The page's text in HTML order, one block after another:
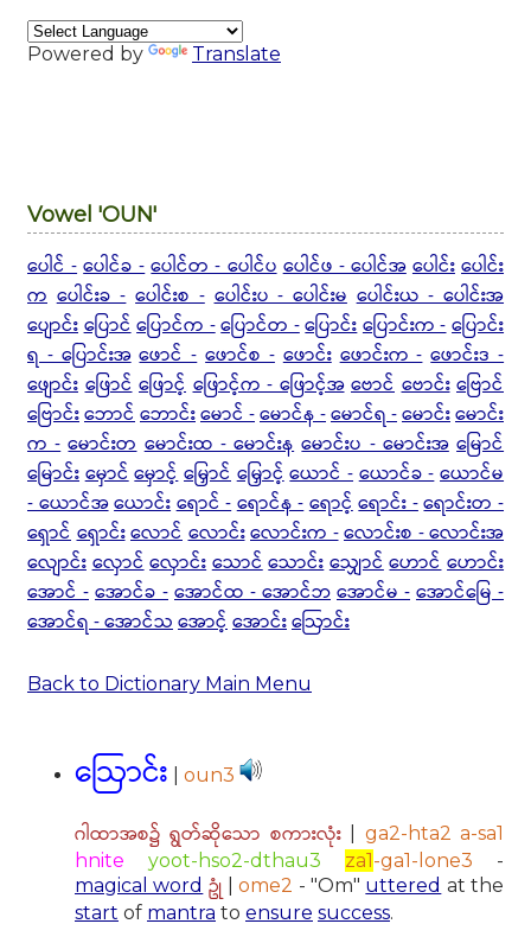
Powered by Translate
Vowel 'OUN'
ပေါင် - ပေါင်ခ - ပေါင်တ - ပေါင်ပ ပေါင်ဖ - ပေါင်အ ပေါင်း ပေါင်း
က ပေါင်းခ - ပေါင်းစ - ပေါင်းပ - ပေါင်းမ ပေါင်းယ - ပေါင်းအ
ပျောင်းပြောင်ပြောင်က -ပြောင်တ -ပြောင်းပြောင်းက -ပြောင်း
ရ - ပြောင်းအ ဖောင် - ဖောင်စ - ဖောင်း ဖောင်းက - ဖောင်းဒ -
ဖျောင်း ဖြောင် ဖြောင့် ဖြောင့်က - ဖြောင့်အ ဗောင် ဗောင်း ဗြောင်
ဗြောင်းဘောင်ဘောင်းမောင် -မောင်န -မောင်ရ -မောင်းမောင်း
က - မောင်းတ မောင်းထ - မောင်းန မောင်းပ - မောင်းအ မြောင်
မြောင်းမှောင်မှောင့်မြှောင်မြှောင့်ယောင် -ယောင်ခ -ယောင်မ
- ယောင်အယောင်းရောင် -ရောင်န -ရောင့်ရောင်း -ရောင်းတ -
ရှောင်ရှောင်းလောင်လောင်းလောင်းက -လောင်းစ - လောင်းအ
လျောင်းလှောင်လှောင်းသောင်သောင်းသျှောင်ဟောင်ဟောင်း
အောင် - အောင်ခ - အောင်ထ - အောင်ဘ အောင်မ - အောင်မြေ -
အောင်ရ - အောင်သအောင့်အောင်းဩောင်း
Back to Dictionary Main Menu
ဩောင်း oun3
ဂါထာအစ၌ ရွတ်ဆိုသော စကားလုံး| ga2-hta2 a-sa1
hnite
yoot-hso2-dthau3 za1-ga1-lone3 -
magical word ဥုံ |ome2 - "Om" uttered at the
start of mantra to ensure success.